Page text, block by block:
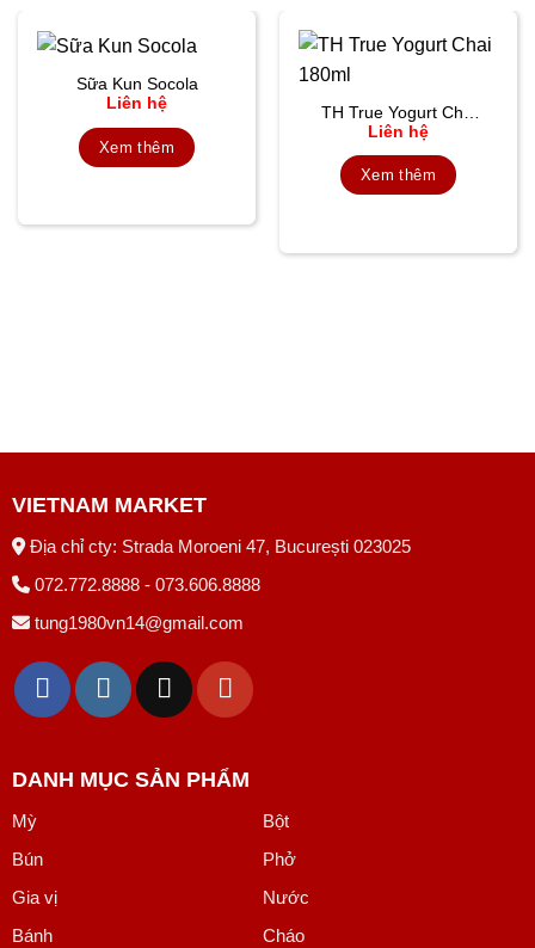
Sữa Kun Socola
Liên hệ
Xem thêm
TH True Yogurt Chai
180ml
Liên hệ
Xem thêm
VIETNAM MARKET
Địa chỉ cty: Strada Moroeni 47, București 023025
072.772.8888 - 073.606.8888
tung1980vn14@gmail.com
DANH MỤC SẢN PHẨM
Mỳ
Bột
Bún
Phở
Gia vị
Nước
Bánh
Cháo